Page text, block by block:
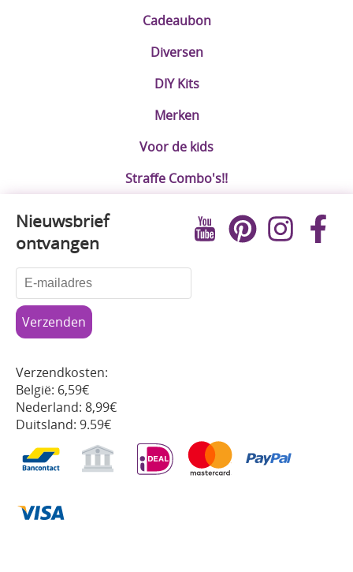
Cadeaubon
Diversen
DIY Kits
Merken
Voor de kids
Straffe Combo's!!
Nieuwsbrief
ontvangen
Verzendkosten:
België: 6,59€
Nederland: 8,99€
Duitsland: 9.59€